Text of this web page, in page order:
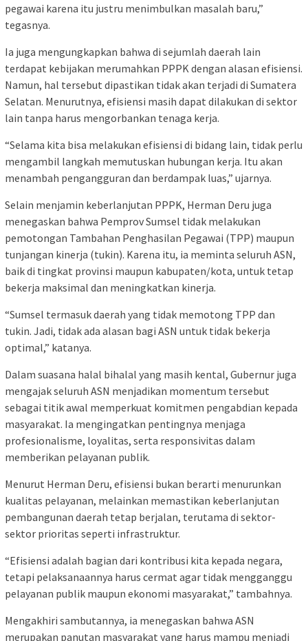
pegawai karena itu justru menimbulkan masalah baru,”
tegasnya.
Ia juga mengungkapkan bahwa di sejumlah daerah lain
terdapat kebijakan merumahkan PPPK dengan alasan efisiensi.
Namun, hal tersebut dipastikan tidak akan terjadi di Sumatera
Selatan. Menurutnya, efisiensi masih dapat dilakukan di sektor
lain tanpa harus mengorbankan tenaga kerja.
“Selama kita bisa melakukan efisiensi di bidang lain, tidak perlu
mengambil langkah memutuskan hubungan kerja. Itu akan
menambah pengangguran dan berdampak luas,” ujarnya.
Selain menjamin keberlanjutan PPPK, Herman Deru juga
menegaskan bahwa Pemprov Sumsel tidak melakukan
pemotongan Tambahan Penghasilan Pegawai (TPP) maupun
tunjangan kinerja (tukin). Karena itu, ia meminta seluruh ASN,
baik di tingkat provinsi maupun kabupaten/kota, untuk tetap
bekerja maksimal dan meningkatkan kinerja.
“Sumsel termasuk daerah yang tidak memotong TPP dan
tukin. Jadi, tidak ada alasan bagi ASN untuk tidak bekerja
optimal,” katanya.
Dalam suasana halal bihalal yang masih kental, Gubernur juga
mengajak seluruh ASN menjadikan momentum tersebut
sebagai titik awal memperkuat komitmen pengabdian kepada
masyarakat. Ia mengingatkan pentingnya menjaga
profesionalisme, loyalitas, serta responsivitas dalam
memberikan pelayanan publik.
Menurut Herman Deru, efisiensi bukan berarti menurunkan
kualitas pelayanan, melainkan memastikan keberlanjutan
pembangunan daerah tetap berjalan, terutama di sektor-
sektor prioritas seperti infrastruktur.
“Efisiensi adalah bagian dari kontribusi kita kepada negara,
tetapi pelaksanaannya harus cermat agar tidak mengganggu
pelayanan publik maupun ekonomi masyarakat,” tambahnya.
Mengakhiri sambutannya, ia menegaskan bahwa ASN
merupakan panutan masyarakat yang harus mampu menjadi